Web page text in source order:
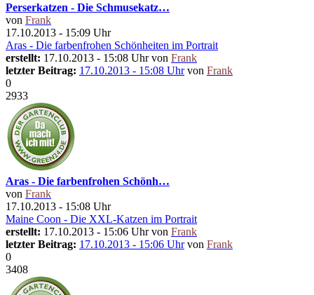
Perserkatzen - Die Schmusekatz…
von Frank
17.10.2013 - 15:09 Uhr
Aras - Die farbenfrohen Schönheiten im Portrait
erstellt: 17.10.2013 - 15:08 Uhr von Frank
letzter Beitrag: 17.10.2013 - 15:08 Uhrvon Frank
0
2933
Aras - Die farbenfrohen Schönh…
von Frank
17.10.2013 - 15:08 Uhr
Maine Coon - Die XXL-Katzen im Portrait
erstellt: 17.10.2013 - 15:06 Uhr von Frank
letzter Beitrag: 17.10.2013 - 15:06 Uhrvon Frank
0
3408